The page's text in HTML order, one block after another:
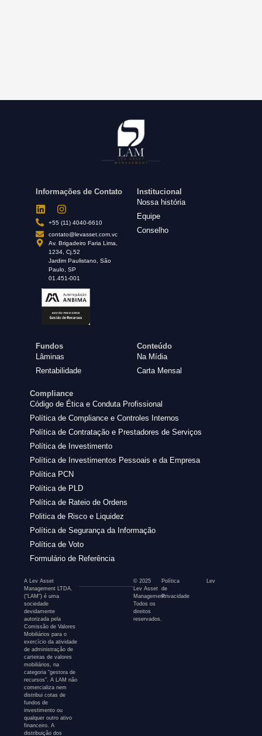
Informações de Contato
+55 (11) 4040-6610
contato@levasset.com.vc
Av. Brigadeiro Faria Lima,
1234, Cj.52
Jardim Paulistano, São
Paulo, SP
01.451-001
Institucional
Nossa história
Equipe
Conselho
Fundos
Lâminas
Rentabilidade
Conteúdo
Na Mídia
Carta Mensal
Compliance
Código de Ética e Conduta Profissional
Política de Compliance e Controles Internos
Política de Contratação e Prestadores de Serviços
Política de Investimento
Política de Investimentos Pessoais e da Empresa
Política PCN
Política de PLD
Política de Rateio de Ordens
Politica de Risco e Liquidez
Política de Segurança da Informação
Política de Voto
Formulário de Referência
A Lev Asset
Management LTDA.
(“LAM”) é uma
sociedade
devidamente
autorizada pela
Comissão de Valores
Mobiliários para o
exercício da atividade
de administração de
carteiras de valores
mobiliários, na
categoria “gestora de
recursos”. A LAM não
comercializa nem
distribui cotas de
fundos de
investimento ou
qualquer outro ativo
financeiro. A
distribuição dos
© 2025
Lev Asset
Management.
Todos os
direitos
reservados.
Política
de
Privacidade
Lev